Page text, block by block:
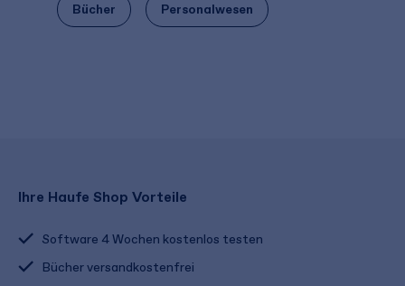
Bücher Personalwesen
Ihre Haufe Shop Vorteile
Software 4 Wochen kostenlos testen
Bücher versandkostenfrei